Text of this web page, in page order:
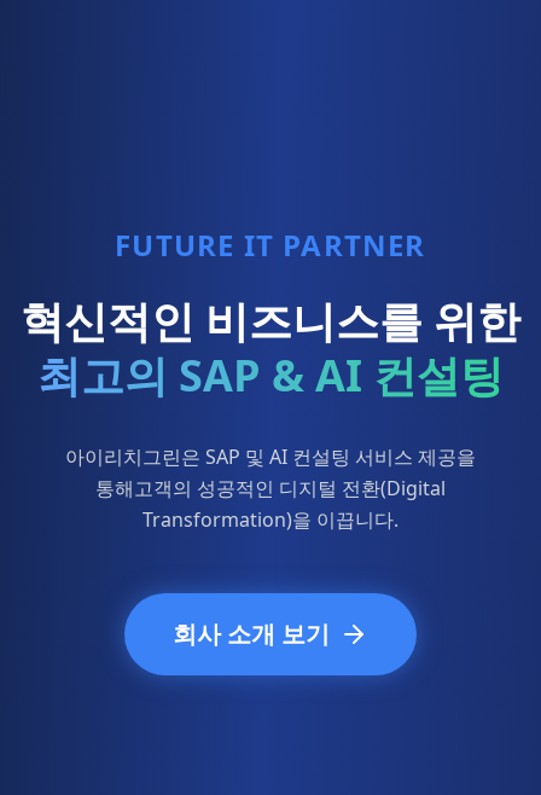
FUTURE IT PARTNER
혁신적인 비즈니스를 위한
최고의 SAP & AI 컨설팅
아이리치그린은 SAP 및 AI 컨설팅 서비스 제공을
통해고객의 성공적인 디지털 전환(Digital
Transformation)을 이끕니다.
회사 소개 보기